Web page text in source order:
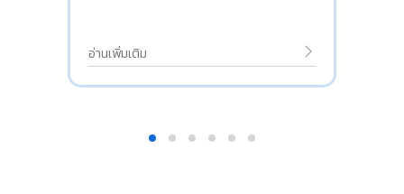
อ่านเพิ่มเติม